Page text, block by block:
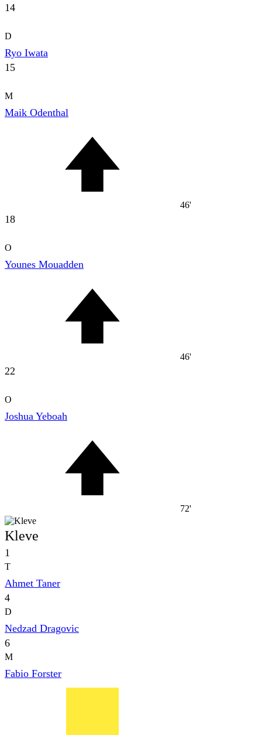
14
D
Ryo Iwata
15
M
Maik Odenthal
46'
18
O
Younes Mouadden
46'
22
O
Joshua Yeboah
72'
Kleve
1
T
Ahmet Taner
4
D
Nedzad Dragovic
6
M
Fabio Forster